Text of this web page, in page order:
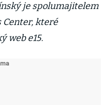
je spolumajitelem
Center, které
web e15.